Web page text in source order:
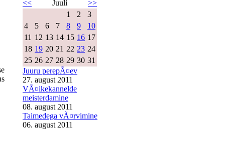
<< Juuli
>>
1
2
3
4
5 6 7 8 9
10
11 12 13 14 15 16 17
18 19 20 21 22 23 24
25 26 27 28 29 30 31
Juuru perepÃ¤ev
27. august 2011
VÃ¤ikekannelde
meisterdamine
08. august 2011
Taimedega vÃ¤rvimine
06. august 2011